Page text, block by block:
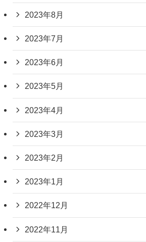
2023年8月
2023年7月
2023年6月
2023年5月
2023年4月
2023年3月
2023年2月
2023年1月
2022年12月
2022年11月